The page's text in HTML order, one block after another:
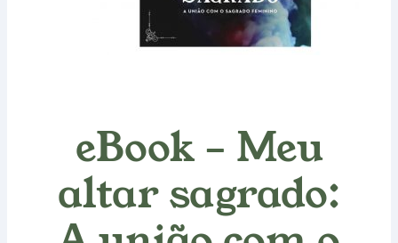
eBook – Meu
altar sagrado: